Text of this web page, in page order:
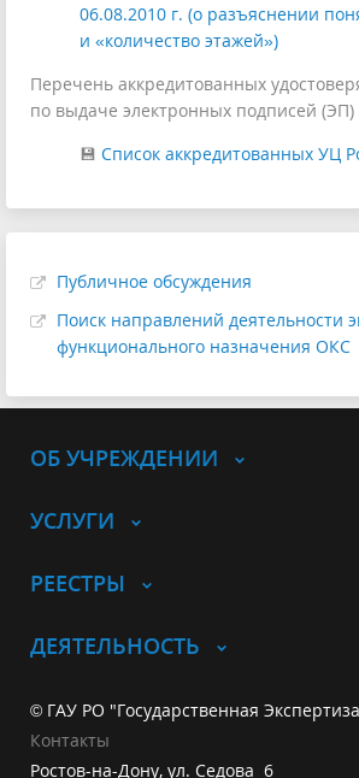
06.08.2010 г. (о разъяснении
и «количество этажей»)
Перечень аккредитованных
по выдаче электронных подписей (ЭП)
💾 Список аккредитованных УЦ
Публичное обсуждения
Поиск направлений деятельности
функционального назначения ОКС
ОБ УЧРЕЖДЕНИИ
УСЛУГИ
РЕЕСТРЫ
ДЕЯТЕЛЬНОСТЬ
© ГАУ РО "Государственная
Контакты
Ростов-на-Дону, ул. Седова 6